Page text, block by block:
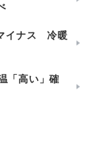
イナス 冷暖
「高い」確